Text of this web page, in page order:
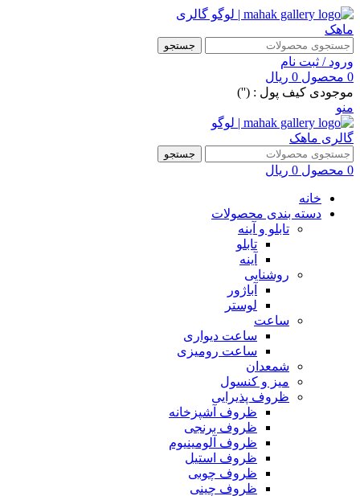
جستجو
ورود / ثبت نام
0 محصول 0 ریال
موجودی کیف پول : ('')
منو
جستجو
0 محصول 0 ریال
خانه
دسته بندی محصولات
تابلو و آینه
تابلو
آینه
روشنایی
آباژور
لوستر
ساعت
ساعت دیواری
ساعت رومیزی
شمعدان
میز و کنسول
ظروف پذیرایی
ظروف آشپزخانه
ظروف برنجی
ظروف آلومینیوم
ظروف استیل
ظروف چوبی
ظروف چینی